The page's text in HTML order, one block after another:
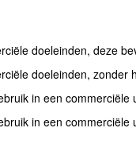
doeleinden, deze
doeleinden, zonder
in een
in een